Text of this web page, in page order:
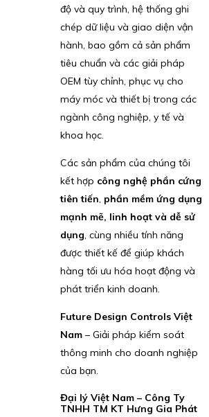
độ và quy trình, hệ thống ghi
chép dữ liệu và giao diện vận
hành, bao gồm cả sản phẩm
tiêu chuẩn và các giải pháp
OEM tùy chỉnh, phục vụ cho
máy móc và thiết bị trong các
ngành công nghiệp, y tế và
khoa học.
Các sản phẩm của chúng tôi
kết hợp công nghệ phần cứng
tiên tiến phần mềm ứng dụng
mạnh mẽ, linh hoạt và dễ sử
dụng , cùng nhiều tính năng
được thiết kế để giúp khách
hàng tối ưu hóa hoạt động và
phát triển kinh doanh.
Future Design Controls Việt
Nam– Giải pháp kiểm soát
thông minh cho doanh nghiệp
của bạn.
Đại lý Việt Nam – Công Ty
TNHH TM KT Hưng Gia Phát